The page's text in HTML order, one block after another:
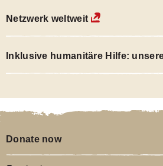
Netzwerk weltweit
Inklusive humanitäre Hilfe:
Donate now